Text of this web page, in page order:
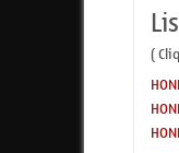
(